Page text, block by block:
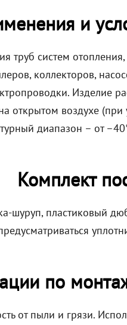
и
труб систем
коллекторов,
Изделие
открытом воздухе
диапазон – от
Комплект
шуруп, пластиковый
по
от пыли и грязи.